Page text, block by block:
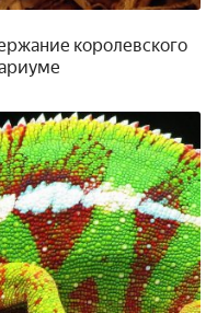
королевского